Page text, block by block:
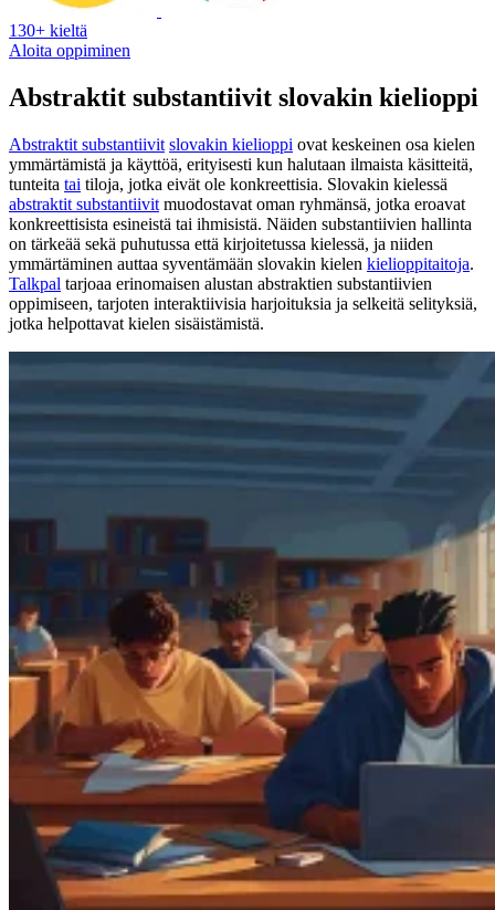
130+ kieltä
Aloita oppiminen
Abstraktit substantiivit slovakin kielioppi
Abstraktit substantiivit slovakin kielioppi ovat keskeinen osa kielen
ymmärtämistä ja käyttöä, erityisesti kun halutaan ilmaista käsitteitä,
tunteita tai tiloja, jotka eivät ole konkreettisia. Slovakin kielessä
abstraktit substantiivit muodostavat oman ryhmänsä, jotka eroavat
konkreettisista esineistä tai ihmisistä. Näiden substantiivien hallinta
on tärkeää sekä puhutussa että kirjoitetussa kielessä, ja niiden
ymmärtäminen auttaa syventämään slovakin kielen kielioppitaitoja.
Talkpal tarjoaa erinomaisen alustan abstraktien substantiivien
oppimiseen, tarjoten interaktiivisia harjoituksia ja selkeitä selityksiä,
jotka helpottavat kielen sisäistämistä.